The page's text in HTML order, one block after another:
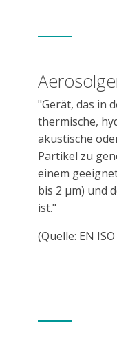
"Gerät, das in
thermische,
akustische
Partikel zu
einem
bis 2 µm) und
ist."
(Quelle: EN